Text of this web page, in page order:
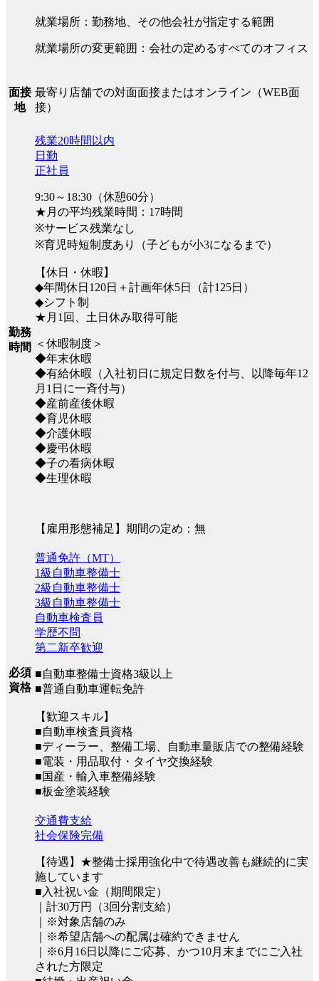
就業場所：勤務地、その他会社が指定する範囲
就業場所の変更範囲：会社の定めるすべてのオフィス
面接
地
最寄り店舗での対面面接またはオンライン（WEB面
接）
勤務
時間
残業20時間以内
日勤
正社員
9:30～18:30（休憩60分）
★月の平均残業時間：17時間
※サービス残業なし
※育児時短制度あり（子どもが小3になるまで）
【休日・休暇】
◆年間休日120日＋計画年休5日（計125日）
◆シフト制
★月1回、土日休み取得可能
＜休暇制度＞
◆年末休暇
◆有給休暇（入社初日に規定日数を付与、以降毎年12
月1日に一斉付与）
◆産前産後休暇
◆育児休暇
◆介護休暇
◆慶弔休暇
◆子の看病休暇
◆生理休暇
【雇用形態補足】期間の定め：無
必須
資格
普通免許（MT）
1級自動車整備士
2級自動車整備士
3級自動車整備士
自動車検査員
学歴不問
第二新卒歓迎
■自動車整備士資格3級以上
■普通自動車運転免許
【歓迎スキル】
■自動車検査員資格
■ディーラー、整備工場、自動車量販店での整備経験
■電装・用品取付・タイヤ交換経験
■国産・輸入車整備経験
■板金塗装経験
交通費支給
社会保険完備
【待遇】★整備士採用強化中で待遇改善も継続的に実
施しています
■入社祝い金（期間限定）
｜計30万円（3回分割支給）
｜※対象店舗のみ
｜※希望店舗への配属は確約できません
｜※6月16日以降にご応募、かつ10月末までにご入社
された方限定